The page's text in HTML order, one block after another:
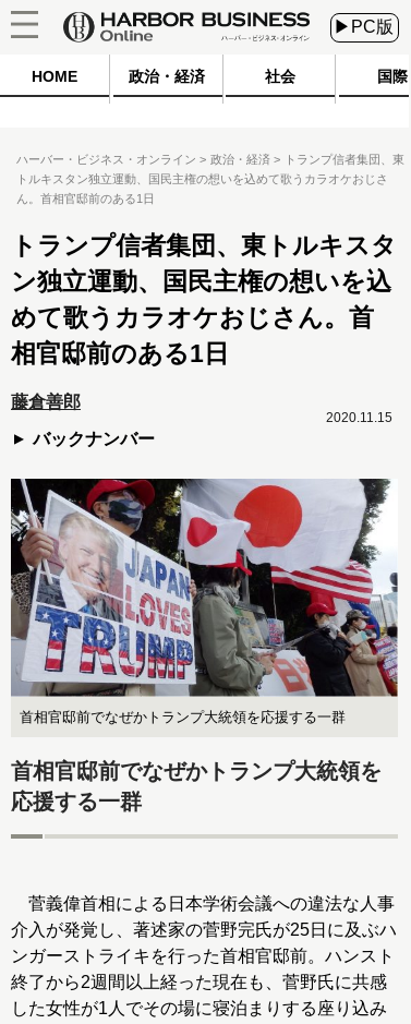
▶PC版
HOME 政治・経済 社会 国際
ハーバー・ビジネス・オンライン 政治・経済
トランプ信者集団、東
トルキスタン独立運動、国民主権の想いを込めて歌うカラオケおじさ
ん。首相官邸前のある1日
トランプ信者集団、東トルキスタ
ン独立運動、国民主権の想いを込
めて歌うカラオケおじさん。首
相官邸前のある1日
藤倉善郎
バックナンバー
2020.11.15
首相官邸前でなぜかトランプ大統領を応援する一群
首相官邸前でなぜかトランプ大統領を
応援する一群
菅義偉首相による日本学術会議への違法な人事
介入が発覚し、著述家の菅野完氏が25日に及ぶハ
ンガーストライキを行った首相官邸前。ハンスト
終了から2週間以上経った現在も、菅野氏に共感
した女性が1人でその場に寝泊まりする座り込み